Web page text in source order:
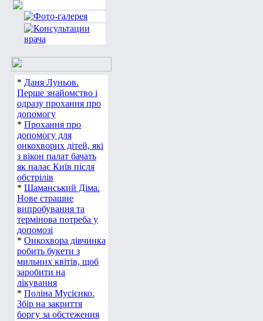
* Даня Луньов.
Перше знайомство і
одразу прохання про
допомогу
* Прохання про
допомогу для
онкохворих дітей, які
з вікон палат бачать
як палає Київ після
обстрілів
* Шаманський Діма.
Нове страшне
випробування та
термінова потреба у
допомозі
* Онкохвора дівчинка
робить букети з
мильних квітів, щоб
заробити на
лікування
* Поліна Мусієнко.
Збір на закриття
боргу за обстеження